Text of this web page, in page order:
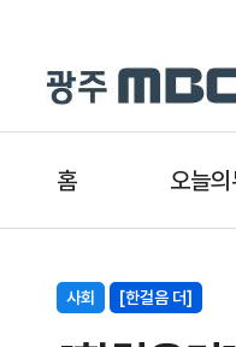
홈 오늘
사회 [한걸음 더]